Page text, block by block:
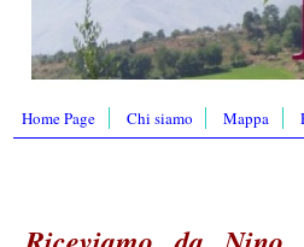
Home Page Chi siamo Mappa